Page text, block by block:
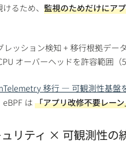
るため、 監視のためだけにア
レッション検知 + 移行根拠デー
オーバーヘッドを許容範囲（
移行 ― 可観測性基盤
は 「アプリ改修不要レー
リティ × 可観測性の